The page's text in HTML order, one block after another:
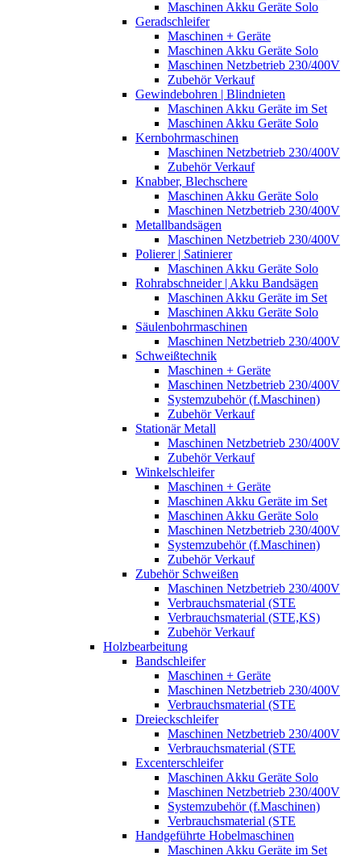
Maschinen Akku Geräte Solo
Geradschleifer
Maschinen + Geräte
Maschinen Akku Geräte Solo
Maschinen Netzbetrieb 230/400V
Zubehör Verkauf
Gewindebohren | Blindnieten
Maschinen Akku Geräte im Set
Maschinen Akku Geräte Solo
Kernbohrmaschinen
Maschinen Netzbetrieb 230/400V
Zubehör Verkauf
Knabber, Blechschere
Maschinen Akku Geräte Solo
Maschinen Netzbetrieb 230/400V
Metallbandsägen
Maschinen Netzbetrieb 230/400V
Polierer | Satinierer
Maschinen Akku Geräte Solo
Rohrabschneider | Akku Bandsägen
Maschinen Akku Geräte im Set
Maschinen Akku Geräte Solo
Säulenbohrmaschinen
Maschinen Netzbetrieb 230/400V
Schweißtechnik
Maschinen + Geräte
Maschinen Netzbetrieb 230/400V
Systemzubehör (f.Maschinen)
Zubehör Verkauf
Stationär Metall
Maschinen Netzbetrieb 230/400V
Zubehör Verkauf
Winkelschleifer
Maschinen + Geräte
Maschinen Akku Geräte im Set
Maschinen Akku Geräte Solo
Maschinen Netzbetrieb 230/400V
Systemzubehör (f.Maschinen)
Zubehör Verkauf
Zubehör Schweißen
Maschinen Netzbetrieb 230/400V
Verbrauchsmaterial (STE
Verbrauchsmaterial (STE,KS)
Zubehör Verkauf
Holzbearbeitung
Bandschleifer
Maschinen + Geräte
Maschinen Netzbetrieb 230/400V
Verbrauchsmaterial (STE
Dreieckschleifer
Maschinen Netzbetrieb 230/400V
Verbrauchsmaterial (STE
Excenterschleifer
Maschinen Akku Geräte Solo
Maschinen Netzbetrieb 230/400V
Systemzubehör (f.Maschinen)
Verbrauchsmaterial (STE
Handgeführte Hobelmaschinen
Maschinen Akku Geräte im Set